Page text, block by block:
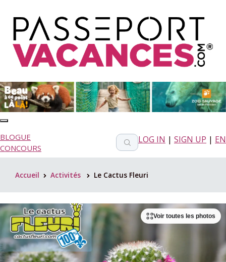
BLOGUE
CONCOURS
LOG IN | SIGN UP | EN
Accueil > Activités > Le Cactus Fleuri
Voir toutes les photos